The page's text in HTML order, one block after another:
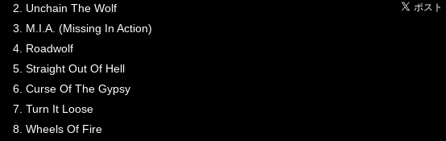
2. Unchain The Wolf
3. M.I.A. (Missing In Action)
4. Roadwolf
5. Straight Out Of Hell
6. Curse Of The Gypsy
7. Turn It Loose
8. Wheels Of Fire